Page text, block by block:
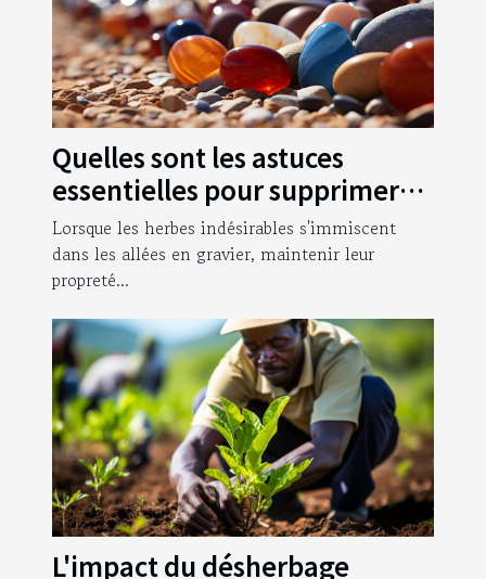
Quelles sont les astuces
essentielles pour supprimer
les herbes qui poussent dans
vos allées en gravier ?
Lorsque les herbes indésirables s'immiscent
dans les allées en gravier, maintenir leur
propreté...
L'impact du désherbage